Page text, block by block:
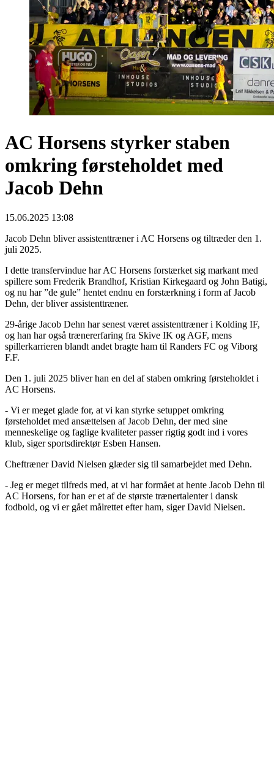
AC Horsens styrker staben
omkring førsteholdet med
Jacob Dehn
15.06.2025 13:08
Jacob Dehn bliver assistenttræner i AC Horsens og tiltræder den 1.
juli 2025.
I dette transfervindue har AC Horsens forstærket sig markant med
spillere som Frederik Brandhof, Kristian Kirkegaard og John Batigi,
og nu har ”de gule” hentet endnu en forstærkning i form af Jacob
Dehn, der bliver assistenttræner.
29-årige Jacob Dehn har senest været assistenttræner i Kolding IF,
og han har også trænererfaring fra Skive IK og AGF, mens
spillerkarrieren blandt andet bragte ham til Randers FC og Viborg
F.F.
Den 1. juli 2025 bliver han en del af staben omkring førsteholdet i
AC Horsens.
- Vi er meget glade for, at vi kan styrke setuppet omkring
førsteholdet med ansættelsen af Jacob Dehn, der med sine
menneskelige og faglige kvaliteter passer rigtig godt ind i vores
klub, siger sportsdirektør Esben Hansen.
Cheftræner David Nielsen glæder sig til samarbejdet med Dehn.
- Jeg er meget tilfreds med, at vi har formået at hente Jacob Dehn til
AC Horsens, for han er et af de største trænertalenter i dansk
fodbold, og vi er gået målrettet efter ham, siger David Nielsen.